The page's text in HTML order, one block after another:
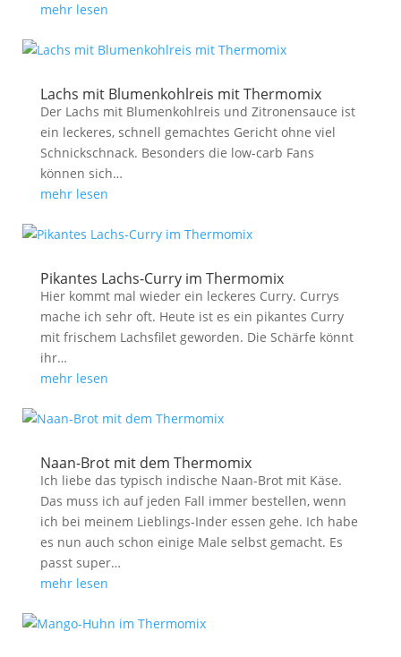
mehr lesen
Lachs mit Blumenkohlreis mit Thermomix
Der Lachs mit Blumenkohlreis und Zitronensauce ist
ein leckeres, schnell gemachtes Gericht ohne viel
Schnickschnack. Besonders die low-carb Fans
können sich…
mehr lesen
Pikantes Lachs-Curry im Thermomix
Hier kommt mal wieder ein leckeres Curry. Currys
mache ich sehr oft. Heute ist es ein pikantes Curry
mit frischem Lachsfilet geworden. Die Schärfe könnt
ihr…
mehr lesen
Naan-Brot mit dem Thermomix
Ich liebe das typisch indische Naan-Brot mit Käse.
Das muss ich auf jeden Fall immer bestellen, wenn
ich bei meinem Lieblings-Inder essen gehe. Ich habe
es nun auch schon einige Male selbst gemacht. Es
passt super…
mehr lesen